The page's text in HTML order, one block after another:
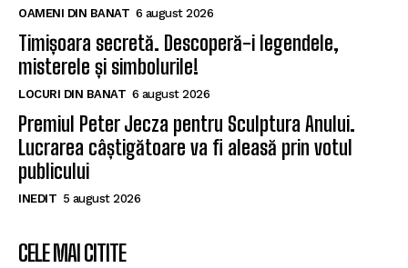
OAMENI DIN BANAT 6 august 2026
Timișoara secretă. Descoperă-i legendele,
misterele și simbolurile!
LOCURI DIN BANAT 6 august 2026
Premiul Peter Jecza pentru Sculptura Anului.
Lucrarea câștigătoare va fi aleasă prin votul
publicului
INEDIT 5 august 2026
CELE MAI CITITE